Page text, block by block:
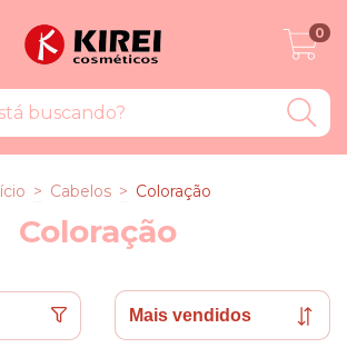
0
> Cabelos > Coloração
Coloração